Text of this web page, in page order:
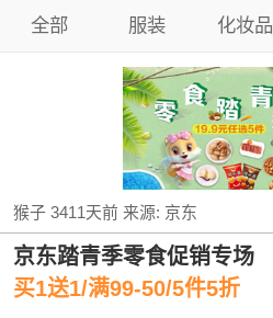
全部 服装 化妆品
猴子 3411天前来源: 京东
京东踏青季零食促销专场
买1送1/满99-50/5件5折